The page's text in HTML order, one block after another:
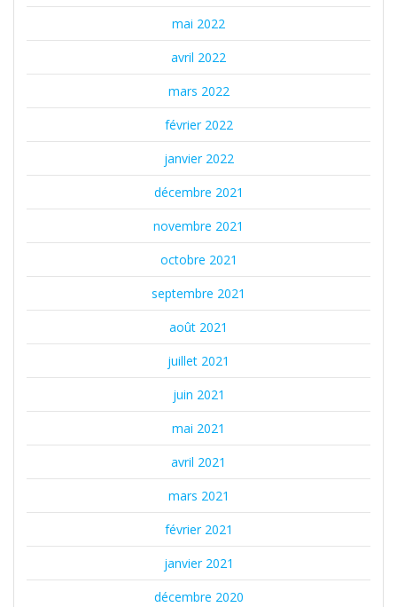
mai 2022
avril 2022
mars 2022
février 2022
janvier 2022
décembre 2021
novembre 2021
octobre 2021
septembre 2021
août 2021
juillet 2021
juin 2021
mai 2021
avril 2021
mars 2021
février 2021
janvier 2021
décembre 2020